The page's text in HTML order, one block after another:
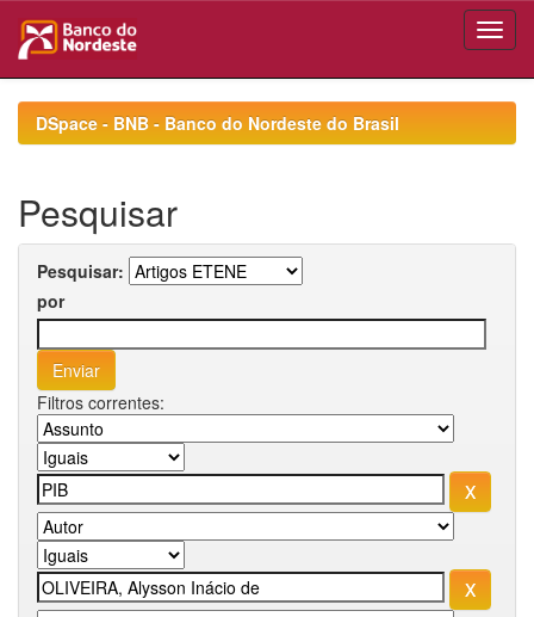
navigationDSpace - BNB - Banco do Nordeste do Brasil
Pesquisar
Pesquisar:
por
Filtros correntes: